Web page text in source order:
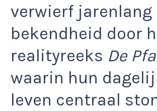
verwierf jarenlang
bekendheid door
realityreeks De
waarin hun
leven centraal